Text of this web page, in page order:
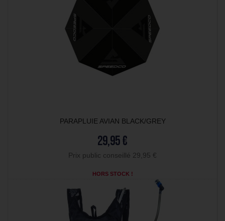
PARAPLUIE AVIAN BLACK/GREY
29,95 €
Prix public conseillé 29,95 €
HORS STOCK !